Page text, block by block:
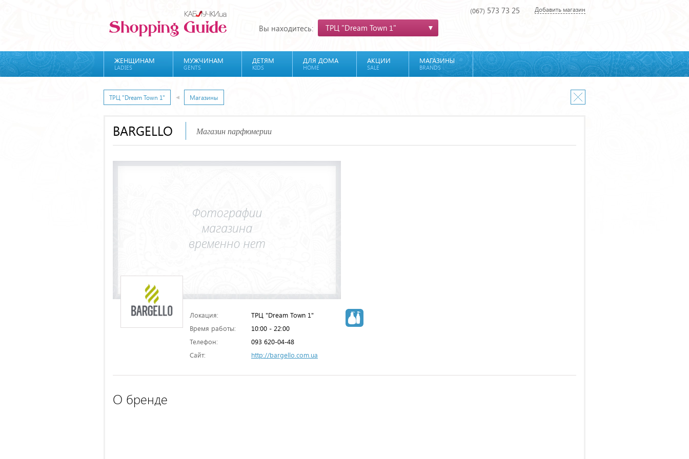
Вы находитесь: ТРЦ "Dream Town 1"
(067) 573 73 25 Добавить магазин
ЖЕНЩИНАМ
LADIES
МУЖЧИНАМ
GENTS
ДЕТЯМ
KIDS
ДЛЯ ДОМА
HOME
АКЦИИ
SALE
МАГАЗИНЫ
BRANDS
ТРЦ "Dream Town 1" Магазины
BARGELLO Магазин парфюмерии
Локация:
ТРЦ "Dream Town 1"
Время работы:
10:00 - 22:00
Телефон:
093 620-04-48
Сайт:
http://bargello.com.ua
О бренде